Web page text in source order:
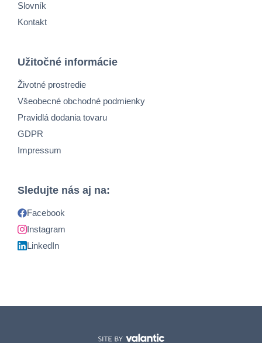
Slovník
Kontakt
Užitočné informácie
Životné prostredie
Všeobecné obchodné podmienky
Pravidlá dodania tovaru
GDPR
Impressum
Sledujte nás aj na:
Facebook
Instagram
LinkedIn